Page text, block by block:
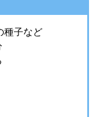
種子など